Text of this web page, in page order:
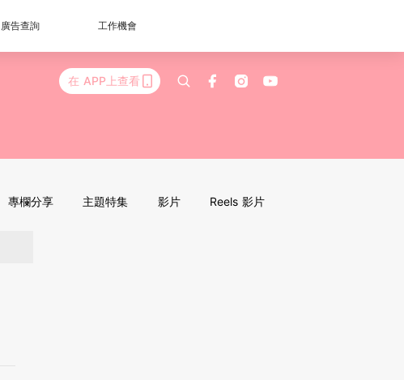
廣告查詢 工作機會
在 APP上查看
專欄分享 主題特集 影片 Reels 影片